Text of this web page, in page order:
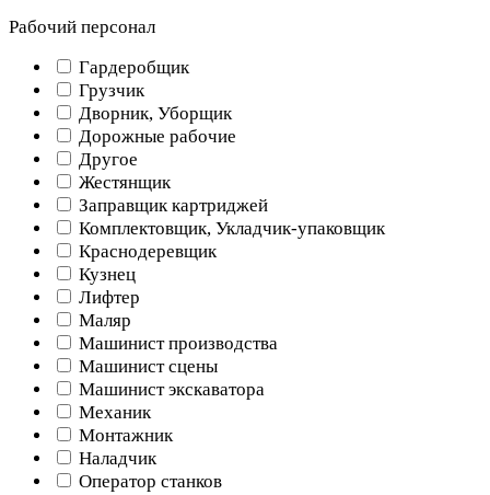
Рабочий персонал
Гардеробщик
Грузчик
Дворник, Уборщик
Дорожные рабочие
Другое
Жестянщик
Заправщик картриджей
Комплектовщик, Укладчик-упаковщик
Краснодеревщик
Кузнец
Лифтер
Маляр
Машинист производства
Машинист сцены
Машинист экскаватора
Механик
Монтажник
Наладчик
Оператор станков